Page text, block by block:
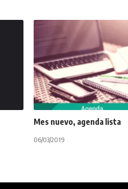
Mes nuevo, agenda lista
06/03/2019